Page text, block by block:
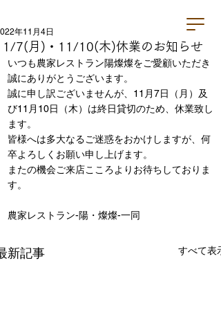
7(月)・11/10(木)休業のお知らせ
年11月4日
いつも農家レストラン陽燦燦をご愛顧いただき
誠にありがとうございます。
誠に申し訳ございませんが、11月7日（月）及
び11月10日（木）は終日貸切のため、休業致し
ます。
皆様へは多大なるご迷惑をおかけしますが、何
卒よろしくお願い申し上げます。
またの機会ご来店こころよりお待ちしておりま
す。
農家レストラン-陽・燦燦-一同
新記事 すべて表示